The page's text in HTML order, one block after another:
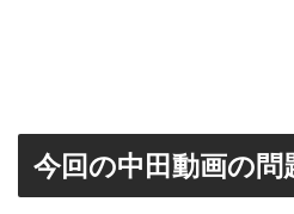
今回の中田動画の問